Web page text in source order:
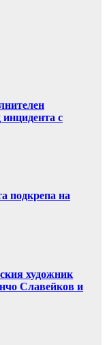
с
подкрепа на
художник
Славейков и